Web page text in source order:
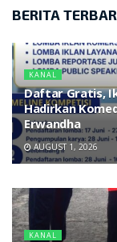
BERITA
KANAL
Daftar Gratis,
Hadirkan
Erwandha
AUGUST 1, 2026
KANAL